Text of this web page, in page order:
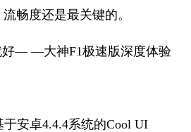
畅度还是最关键的。
安卓4.4.4系统的Cool UI